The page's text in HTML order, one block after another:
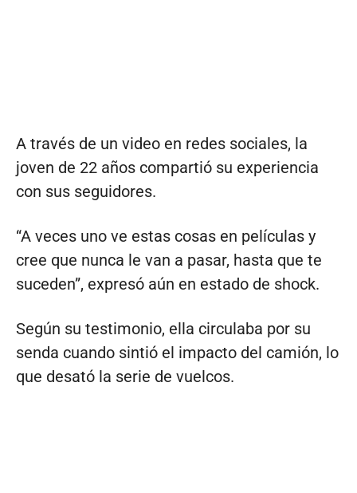
A través de un video en redes sociales, la
joven de 22 años compartió su experiencia
con sus seguidores.
“A veces uno ve estas cosas en películas y
cree que nunca le van a pasar, hasta que te
suceden”, expresó aún en estado de shock.
Según su testimonio, ella circulaba por su
senda cuando sintió el impacto del camión, lo
que desató la serie de vuelcos.